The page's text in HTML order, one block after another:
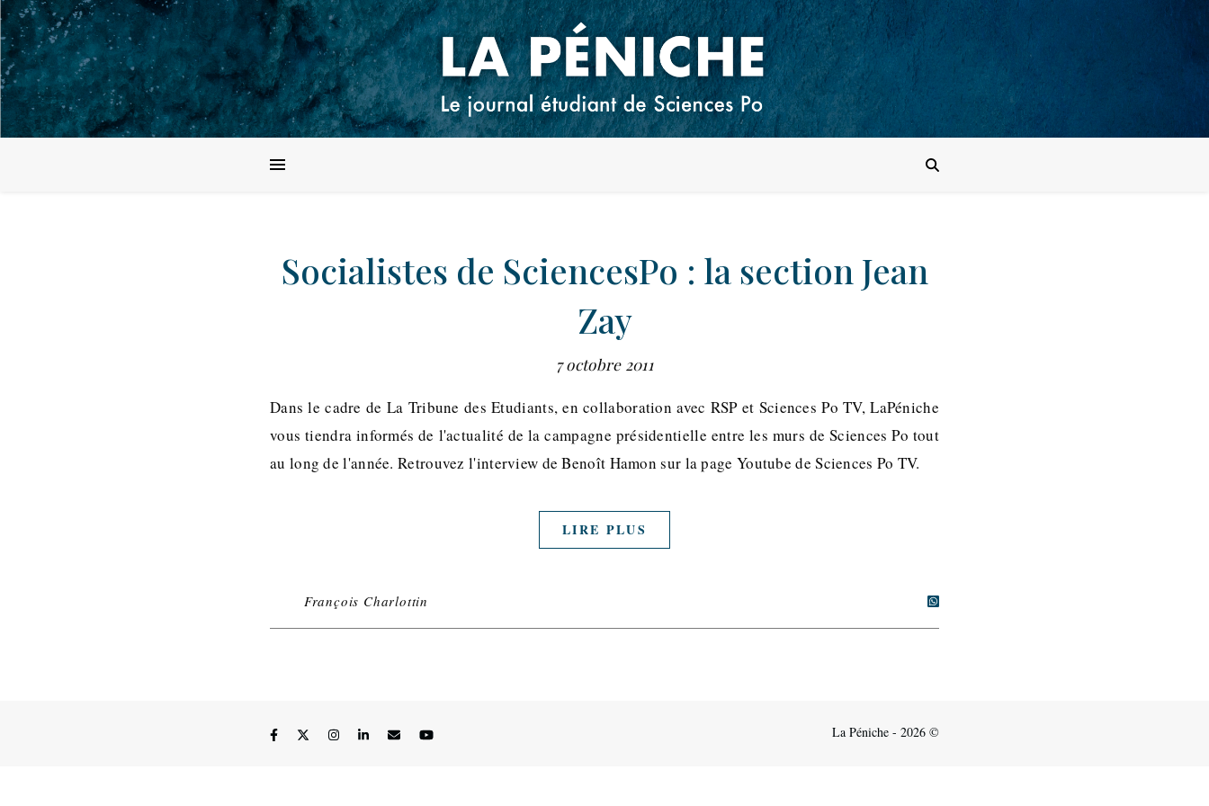
Socialistes de SciencesPo : la section Jean
Zay
7 octobre 2011
Dans le cadre de La Tribune des Etudiants, en collaboration avec RSP et Sciences Po TV, LaPéniche
vous tiendra informés de l'actualité de la campagne présidentielle entre les murs de Sciences Po tout
au long de l'année. Retrouvez l'interview de Benoît Hamon sur la page Youtube de Sciences Po TV.
LIRE PLUS
François Charlottin
La Péniche - 2026 ©